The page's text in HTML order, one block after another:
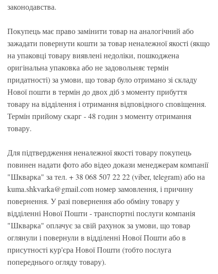
законодавства.
Покупець має право замінити товар на аналогічний або
зажадати повернути кошти за товар неналежної якості (якщо
на упаковці товару виявлені недоліки, пошкоджена
оригінальна упаковка або не задовольняє термін
придатності) за умови, що товар було отримано зі складу
Нової пошти в термін до двох діб з моменту прибуття
товару на відділення і отримання відповідного сповіщення.
Термін прийому скарг - 48 годин з моменту отримання
товару.
Для підтвердження неналежної якості товару покупець
повинен надати фото або відео докази менеджерам компанії
"Шкварка" за тел. + 38 068 507 22 22 (viber, telegram) або на
kuma.shkvarka@gmail.com номер замовлення, і причину
повернення. У разі повернення або обміну товару у
відділенні Нової Пошти - транспортні послуги компанія
"Шкварка" оплачує за свій рахунок за умови, що товар
оглянули і повернули в відділенні Нової Пошти або в
присутності кур'єра Нової Пошти (тобто послуга
попереднього огляду товару).